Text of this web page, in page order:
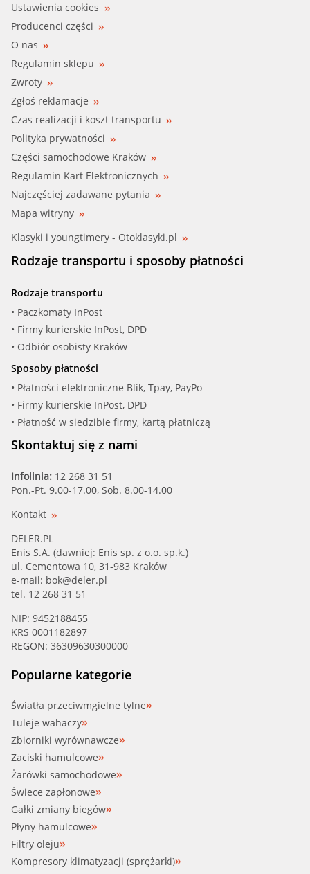
BORGW WAHL (410806.88D)
BORGW WAHL (410808.88D)
CALORSTAT (TH5955.88J)
CSV ELECTR (CTH2235)
DAYCO (DT1049V)
EPS (1880312)
ERA (350124)
FACET (7.8312)
FAE (5204388)
FENOX (TS137)
FIRST LINE (FTK013)
FIRST LINE (FTS237.88)
FISPA, SIDAT (94.235)
HELLA (8MT 354 774-461)
IAP (155-14070)
ITN (17-1031-88)
ITN (17-1031-88G)
ITN (17-1139-88G)
ITN (17-1188-88G)
JAPANPAR (VT-L02)
JAPKO (38L02)
KW (580 312)
Ustawienia cookies
Producenci części
O nas
Regulamin sklepu
Zwroty
Zgłoś reklamacje
Czas realizacji i koszt transportu
Polityka prywatności
Części samochodowe Kraków
Regulamin Kart Elektronicznych
Najczęściej zadawane pytania
Mapa witryny
Klasyki i youngtimery - Otoklasyki.pl
Rodzaje transportu i sposoby płatności
Rodzaje transportu
• Paczkomaty InPost
• Firmy kurierskie InPost, DPD
• Odbiór osobisty Kraków
Sposoby płatności
• Płatności elektroniczne Blik, Tpay, PayPo
• Firmy kurierskie InPost, DPD
• Płatność w siedzibie firmy, kartą płatniczą
Skontaktuj się z nami
Infolinia: 12 268 31 51
Pon.-Pt. 9.00-17.00, Sob. 8.00-14.00
Kontakt
DELER.PL
Enis S.A. (dawniej: Enis sp. z o.o. sp.k.)
ul. Cementowa 10, 31-983 Kraków
e-mail: bok@deler.pl
tel. 12 268 31 51
NIP: 9452188455
KRS 0001182897
REGON: 36309630300000
Popularne kategorie
Światła przeciwmgielne tylne
Tuleje wahaczy
Zbiorniki wyrównawcze
Zaciski hamulcowe
Żarówki samochodowe
Świece zapłonowe
Gałki zmiany biegów
Płyny hamulcowe
Filtry oleju
Kompresory klimatyzacji (sprężarki)